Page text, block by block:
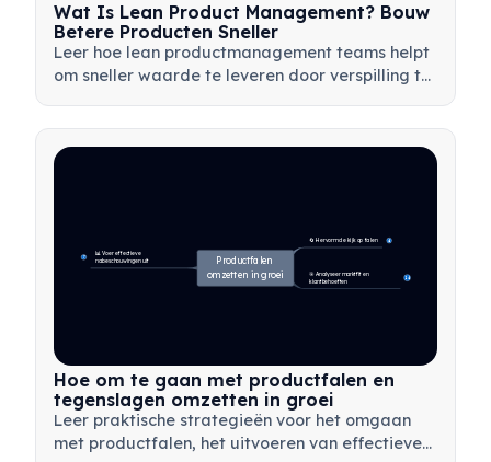
Wat Is Lean Product Management? Bouw
Betere Producten Sneller
Leer hoe lean productmanagement teams helpt
om sneller waarde te leveren door verspilling te
🔄 Hervorm de kijk op falen 4
📊 Voer effectieve
nabeschouwingen uit
7
🎯 Analyseer marktfit en
klantbehoeften
14
Productfalen
omzetten in groei
Hoe om te gaan met productfalen en
tegenslagen omzetten in groei
Leer praktische strategieën voor het omgaan
met productfalen, het uitvoeren van effectieve